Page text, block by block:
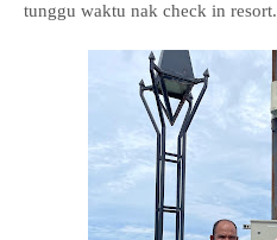
tunggu waktu nak check in resort.